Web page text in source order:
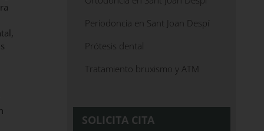
Periodoncia en Sant Joan Despí
Prótesis dental
Tratamiento bruxismo y ATM
SOLICITA CITA